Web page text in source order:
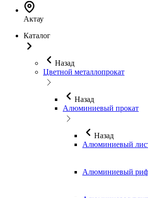
Актау
Каталог
Назад
Цветной металлопрокат
Назад
Алюминиевый прокат
Назад
Алюминиевый
Алюминиевый